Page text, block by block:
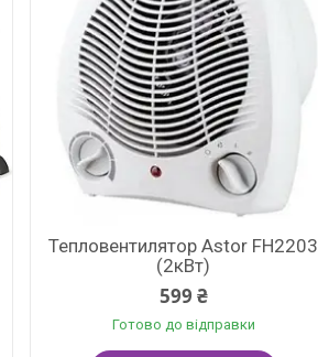
Тепловентилятор Astor FH2203
(2кВт)
599 ₴
Готово до відправки